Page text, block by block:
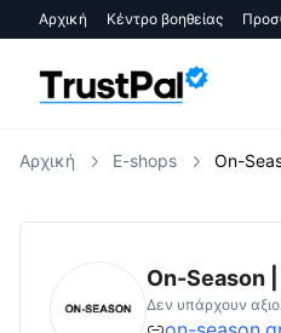
Αρχική Κέντρο βοηθείας
Αρχική E-shops On-
on-season.gr
On-Season
Δεν υπάρχουν